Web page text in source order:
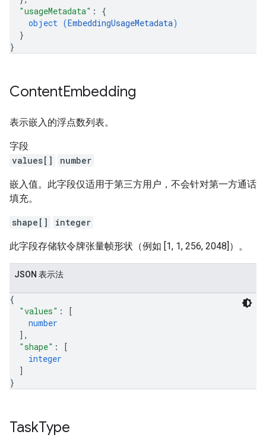
"usageMetadata" : {
object (EmbeddingUsageMetadata)
}
}
ContentEmbedding
表示嵌入的浮点数列表。
字段
values[]
number
嵌入值。此字段仅适用于第三方用户，不会针对第一方通话
填充。
shape[] integer
此字段存储软令牌张量帧形状（例如 [1, 1, 256, 2048]）。
JSON 表示法
{
"values" :
[
number
] ,
"shape" :
[
integer
]
}
TaskType